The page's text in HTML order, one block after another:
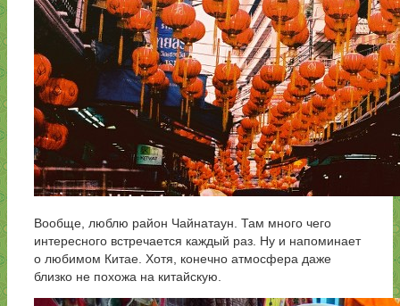
Вообще, люблю район Чайнатаун. Там много чего
интересного встречается каждый раз. Ну и напоминает
о любимом Китае. Хотя, конечно атмосфера даже
близко не похожа на китайскую.